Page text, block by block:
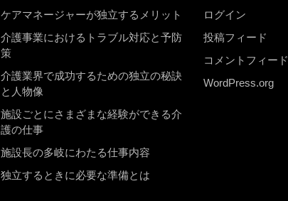
ケアマネージャーが独立するメリット
介護事業におけるトラブル対応と予防
策
介護業界で成功するための独立の秘訣
と人物像
施設ごとにさまざまな経験ができる介
護の仕事
施設長の多岐にわたる仕事内容
独立するときに必要な準備とは
ログイン
投稿フィード
コメントフィード
WordPress.org